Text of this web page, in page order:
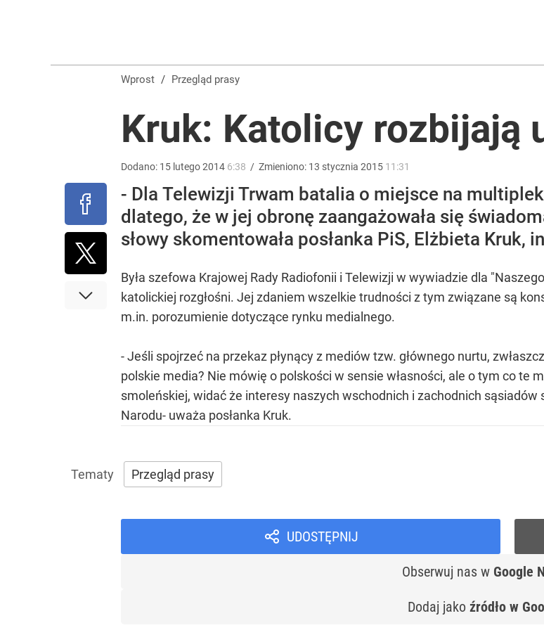
Vistula x LOT: Elegancja w podróży. Premiera wspólnej kolekcji kapsułowej
dodaj
Wprost / Przegląd prasy
Kruk: Katolicy rozbijają
Dodano: 15 lutego2014 6:38 / Zmieniono: 13 stycznia 2015 11:31
- Dla Telewizji Trwam batalia o miejsce na
dlatego, że w jej obronę zaangażowała się
słowy skomentowała posłanka PiS, Elżbieta Kruk,
Była szefowa Krajowej Rady Radiofonii i Telewizji w wywiadzie dla
katolickiej rozgłośni. Jej zdaniem wszelkie trudności z tym związane są
m.in. porozumienie dotyczące rynku medialnego.
- Jeśli spojrzeć na przekaz płynący z mediów tzw. głównego nurtu,
polskie media? Nie mówię o polskości w sensie własności, ale o tym co te
smoleńskiej, widać że interesy naszych wschodnich i zachodnich
Narodu- uważa posłanka Kruk.
Przegląd prasy
UDOSTĘPNIJ
Obserwuj nas w Google
Dodaj jako źródło w